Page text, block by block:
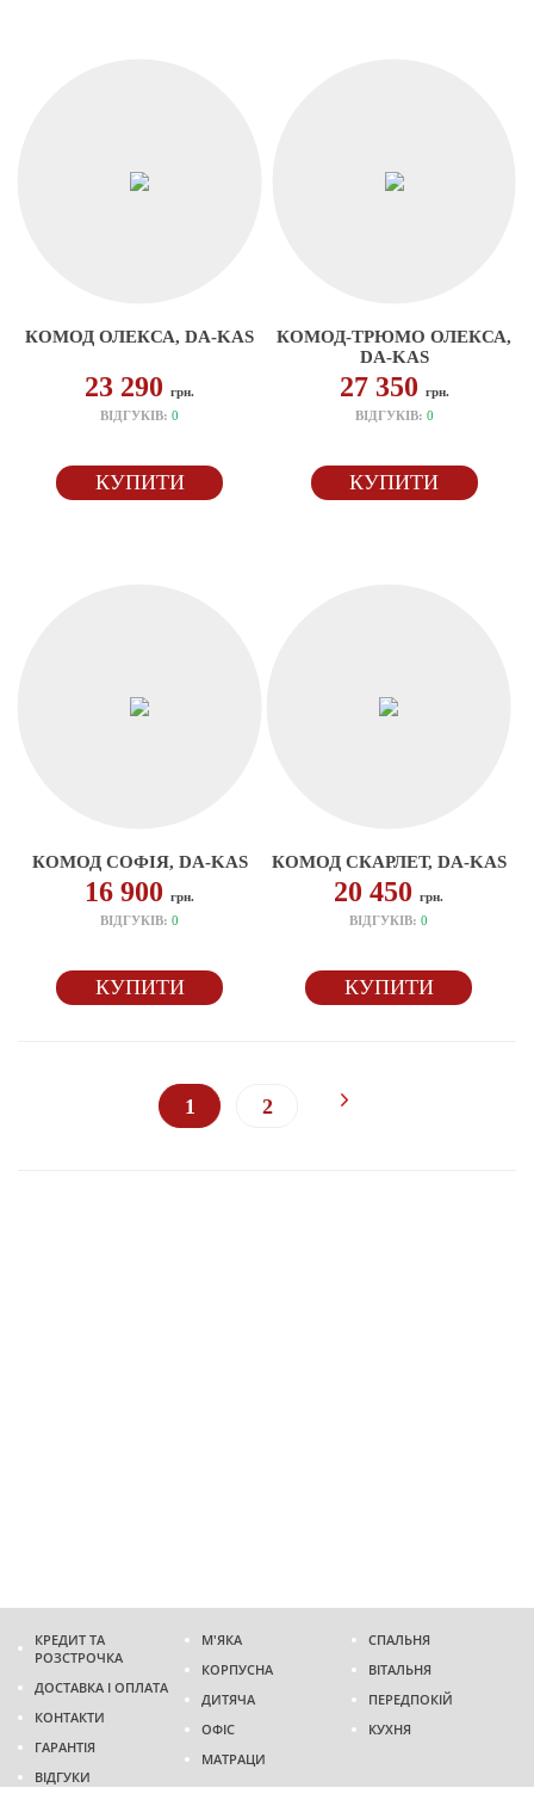
КОМОД ОЛЕКСА, DA-KAS
23 290грн.
ВІДГУКІВ:0
КУПИТИ
КОМОД-ТРЮМО ОЛЕКСА,
DA-KAS
27 350 грн.
ВІДГУКІВ: 0
КУПИТИ
КОМОД СОФІЯ, DA-KAS
16 900грн.
ВІДГУКІВ:0
КУПИТИ
КОМОД СКАРЛЕТ, DA-KAS
20 450грн.
ВІДГУКІВ:0
КУПИТИ
1 2
КРЕДИТ ТА
РОЗСТРОЧКА
ДОСТАВКА І ОПЛАТА
КОНТАКТИ
ГАРАНТІЯ
ВІДГУКИ
М'ЯКА
КОРПУСНА
ДИТЯЧА
ОФІС
МАТРАЦИ
СПАЛЬНЯ
ВІТАЛЬНЯ
ПЕРЕДПОКІЙ
КУХНЯ